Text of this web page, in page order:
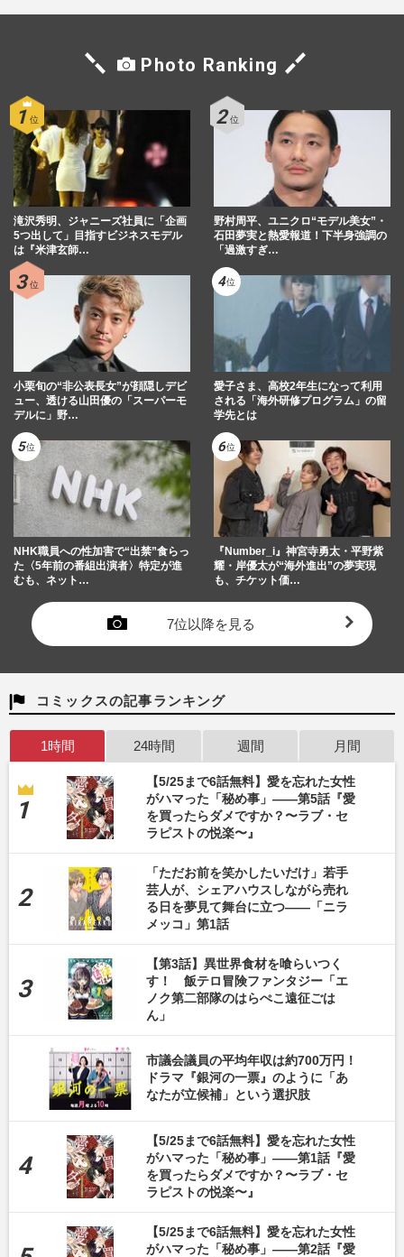
Photo Ranking
滝沢秀明、ジャニーズ社員に「企画
5つ出して」目指すビジネスモデル
は『米津玄師…
野村周平、ユニクロ“モデル美女”・
石田夢実と熱愛報道！下半身強調の
「過激すぎ…
小栗旬の“非公表長女”が顔隠しデビ
ュー、透ける山田優の「スーパーモ
デルに」野…
愛子さま、高校2年生になって利用
される「海外研修プログラム」の留
学先とは
NHK職員への性加害で“出禁”食らっ
た〈5年前の番組出演者〉特定が進
むも、ネット…
『Number_i』神宮寺勇太・平野紫
耀・岸優太が“海外進出”の夢実現
も、チケット価…
7位以降を見る
コミックスの記事ランキング
1時間 24時間 週間 月間
【5/25まで6話無料】愛を忘れた女性
がハマった「秘め事」――第5話『愛
を買ったらダメですか？〜ラブ・セ
ラピストの悦楽〜』
「ただお前を笑かしたいだけ」若手
芸人が、シェアハウスしながら売れ
る日を夢見て舞台に立つ――「ニラ
メッコ」第1話
【第3話】異世界食材を喰らいつく
す！ 飯テロ冒険ファンタジー「エ
ノク第二部隊のはらぺこ遠征ごは
ん」
市議会議員の平均年収は約700万円！
ドラマ『銀河の一票』のように「あ
なたが立候補」という選択肢
【5/25まで6話無料】愛を忘れた女性
がハマった「秘め事」――第1話『愛
を買ったらダメですか？〜ラブ・セ
ラピストの悦楽〜』
【5/25まで6話無料】愛を忘れた女性
がハマった「秘め事」――第2話『愛